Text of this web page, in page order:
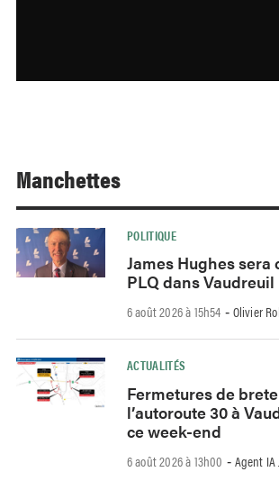
Manchettes
POLITIQUE
James Hughes sera
PLQ dans Vaudreuil
6 août 2026 à 15h54 - Olivier
ACTUALITÉS
Fermetures de
l’autoroute 30 à
ce week-end
6 août 2026 à 13h00 - Agent